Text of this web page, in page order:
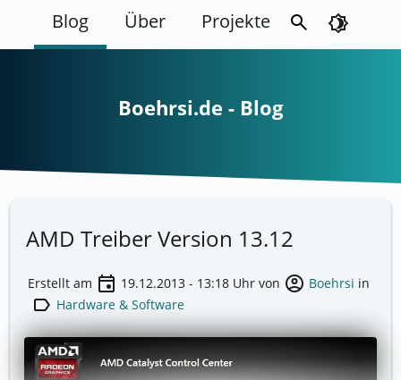
Blog Über Projekte search brightness_4
Boehrsi.de - Blog
AMD Treiber Version 13.12
Erstellt am event 19.12.2013 - 13:18 Uhr von account_circle Boehrsi in
label Hardware & Software